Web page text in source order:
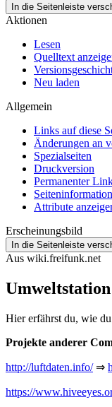
In die Seitenleiste
Aktionen
Lesen
Quelltext
Neu laden
Allgemein
Links auf diese
Änderungen an
Spezialseiten
Druckversion
Permanenter
Attribute
Erscheinungsbild
In die Seitenleiste
Aus wiki.freifunk.net
Hier erfährst du, wie
Projekte anderer
http://luftdaten.info/⇒
https://